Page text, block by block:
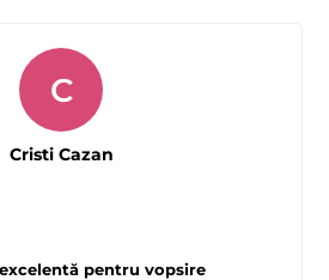
pentru vopsire
C
Cristi Cazan